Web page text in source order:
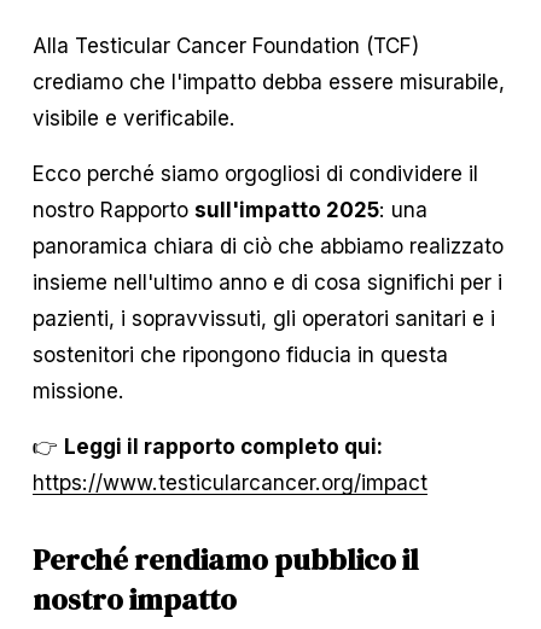
Alla Testicular Cancer Foundation (TCF)
crediamo che l'impatto debba essere misurabile,
visibile e verificabile.
Ecco perché siamo orgogliosi di condividere il
nostro Rapporto sull'impatto 2025: una
panoramica chiara di ciò che abbiamo realizzato
insieme nell'ultimo anno e di cosa significhi per i
pazienti, i sopravvissuti, gli operatori sanitari e i
sostenitori che ripongono fiducia in questa
missione.
👉 Leggi il rapporto completo qui:
https://www.testicularcancer.org/impact
Perché rendiamo pubblico il
nostro impatto